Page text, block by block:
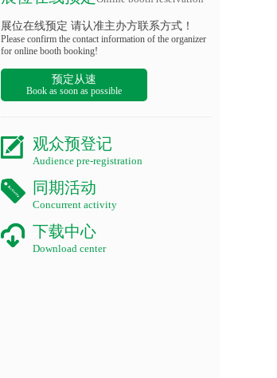
展位在线预定 请认准主办方联系方式！
Please confirm the contact information of the organizer
for online booth booking!
预定从速
Book as soon as possible
观众预登记
Audience pre-registration
同期活动
Concurrent activity
下载中心
Download center